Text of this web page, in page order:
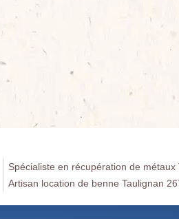
Spécialiste en récupération de métaux
Artisan location de benne Taulignan